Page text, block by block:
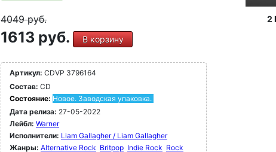
4049руб.
1613 руб. В корзину
Артикул: CDVP 3796164
Состав: CD
Состояние: Новое. Заводская упаковка.
Дата релиза: 27-05-2022
Лейбл: Warner
Исполнители: Liam Gallagher / Liam Gallagher
Жанры: Alternative Rock Britpop Indie Rock Rock
2